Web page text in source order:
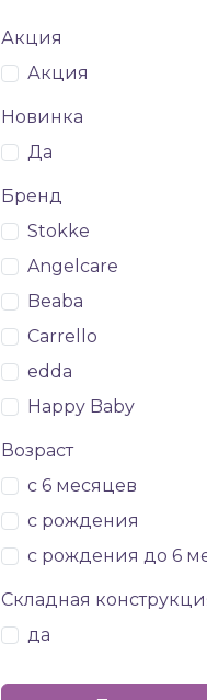
Акция
Акция
Новинка
Да
Бренд
Stokke
Angelcare
Beaba
Carrello
edda
Happy Baby
Возраст
с 6 месяцев
с рождения
с рождения до 6
Складная
да